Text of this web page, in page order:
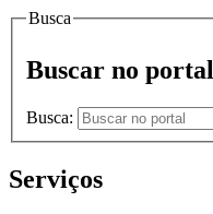
Busca
Buscar no portal
Busca:
Serviços